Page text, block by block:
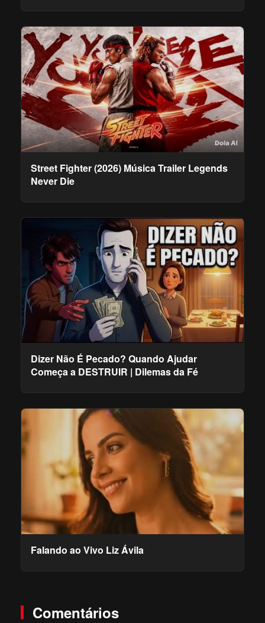
Street Fighter (2026) Música Trailer Legends
Never Die
Dizer Não É Pecado? Quando Ajudar
Começa a DESTRUIR | Dilemas da Fé
Falando ao Vivo Liz Ávila
Comentários